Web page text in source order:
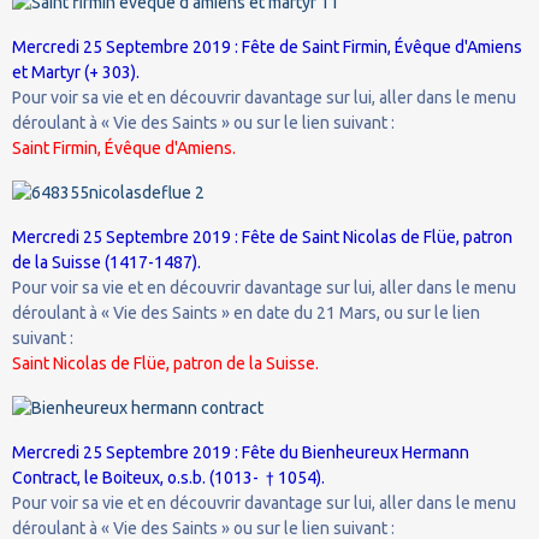
Mercredi 25 Septembre 2019 : Fête de Saint Firmin, Évêque d'Amiens
et Martyr (+ 303).
Pour voir sa vie et en découvrir davantage sur lui, aller dans le menu
déroulant à « Vie des Saints » ou sur le lien suivant :
Saint Firmin, Évêque d'Amiens.
Mercredi 25 Septembre 2019 : Fête de Saint Nicolas de Flüe, patron
de la Suisse (1417-1487).
Pour voir sa vie et en découvrir davantage sur lui, aller dans le menu
déroulant à « Vie des Saints » en date du 21 Mars, ou sur le lien
suivant :
Saint Nicolas de Flüe, patron de la Suisse.
Mercredi 25 Septembre 2019 : Fête du Bienheureux Hermann
Contract, le Boiteux, o.s.b. (1013- † 1054).
Pour voir sa vie et en découvrir davantage sur lui, aller dans le menu
déroulant à « Vie des Saints » ou sur le lien suivant :